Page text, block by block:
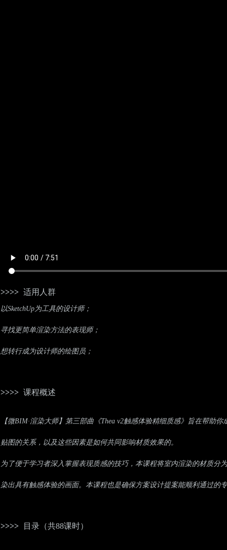
>>>> 适用人群
以SketchUp为工具的设计师；
寻找更简单渲染方法的表现师；
想转行成为设计师的绘图员；
>>>> 课程概述
【微BIM·渲染大师】第三部曲《Thea v2触感体验精细质感》旨在帮
贴图的关系，以及这些因素是如何共同影响材质效果的。
为了便于学习者深入掌握表现质感的技巧，本课程将室内渲染的材质
染出具有触感体验的画面。本课程也是确保方案设计提案能顺利通过的
>>>> 目录（共88课时）